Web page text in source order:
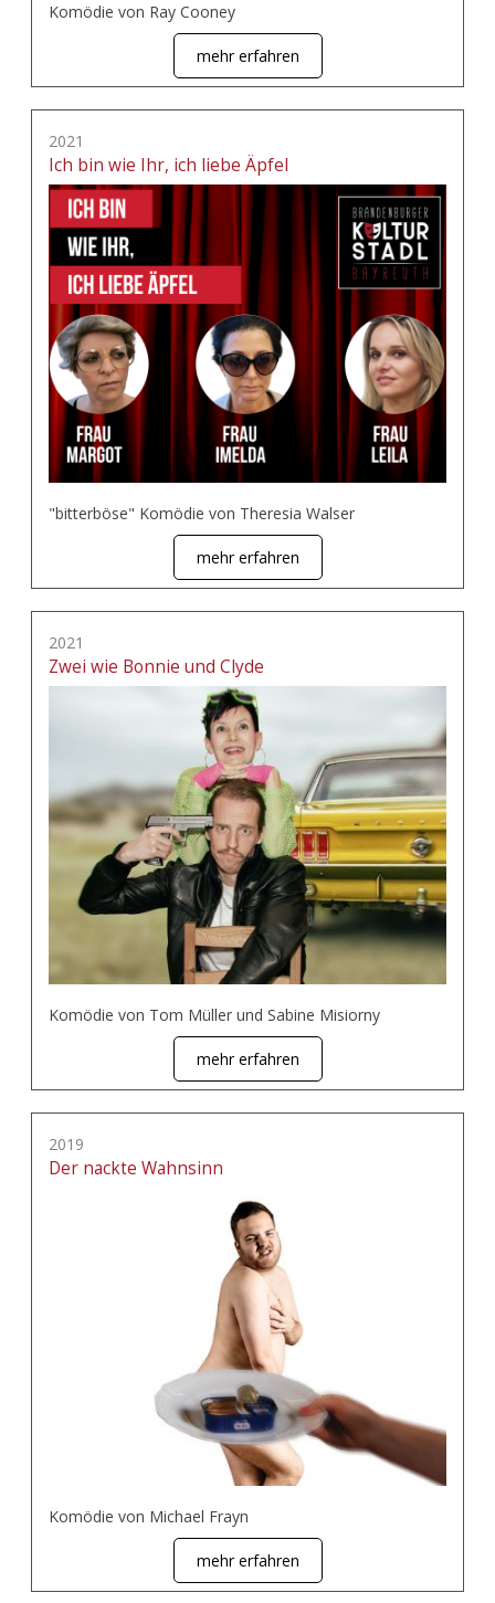
Komödie von Ray Cooney
mehr erfahren
2021
Ich bin wie Ihr, ich liebe Äpfel
"bitterböse" Komödie von Theresia Walser
mehr erfahren
2021
Zwei wie Bonnie und Clyde
Komödie von Tom Müller und Sabine Misiorny
mehr erfahren
2019
Der nackte Wahnsinn
Komödie von Michael Frayn
mehr erfahren